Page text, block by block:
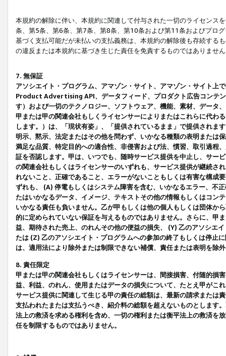
本規約の解除に伴い、本規約に関連して付与された一切のライセンス
条、第5条、第6条、第7条、第8条、第10条および第11条およびプロ
基づく支払可能だが未払いの支払義務は、本規約の解除後も存続する
の違反または本規約に基づき生じた責任を免責するものではありませ
7. 無保証
アソシエイト・プログラム、アマゾン・サイト、アマゾン・サイト上
Product Advertising API、データフィード、プロダクト広告コンテ
す）および一切のテクノロジー、ソフトウェア、機能、素材、データ
甲または甲の関連会社もしくライセンサーによりまたはこれらに代わ
します。）は、「現状有姿」、「提供されているまま」で提供されま
明示、黙示、法定またはその他を問わず、いかなる種類の表明または
満足な品質、特定目的への適合性、非侵害および法、慣習、取引過程
証を否認します。甲は、いつでも、随時サービス提供を中止し、サー
の関連会社もしくはライセンサーのいずれも、サービス提供が継続さ
れないこと、正確であること、エラーがないこともしくは有害な構成
ずれも、 (A) 停電もしくはシステム障害を含む、いかなるエラー、不
たはいかなるデータ、イメージ、テキストその他の情報もしくはコン
いかなる責任も負いません。乙が甲もしくは他の個人もしくは団体か
的に定められていない保証を与えるものではありません。さらに、甲
益、期待された売上、のれんその他の便益の損失、 (Y) 乙のアソシエ
たは (Z) 乙のアソシエイト・プログラムへの参加の終了もしくは停止
は、適用法により除外または制限できない補償、責任または表明を除
8. 責任限定
甲または甲の関連会社もしくはライセンサーは、間接損害、付随的損
益、利益、のれん、使用またはデータの損失について、たとえ甲がこ
サービス提供に関連して生じる甲の責任の総額は、最新の請求または
支払われたまたは支払うべき、紹介料の総額を超えないものとします
法上の救済を求める権利を含め、一切の権利または衡平法上の救済を
任を制限するものではありません。